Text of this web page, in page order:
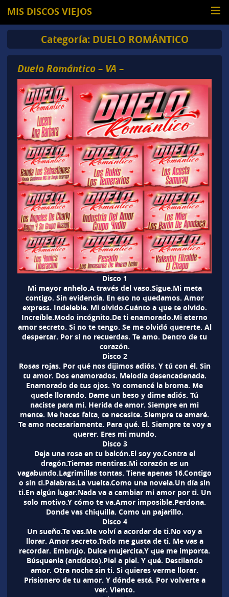
MIS DISCOS VIEJOS
Categoría: DUELO ROMÁNTICO
Duelo Romántico – VA –
Disco 1
Mi mayor anhelo.A través del vaso.Sigue.Mi meta
contigo. Sin evidencia. En eso no quedamos. Amor
express. Indeleble. Mi olvido.Cuánto a que te olvido.
Increíble.Modo incógnito.De ti enamorado.Mi eterno
amor secreto. Si no te tengo. Se me olvidó quererte. Al
despertar. Por si no recuerdas. Te amo. Dentro de tu
corazón.
Disco 2
Rosas rojas. Por qué nos dijimos adiós. Y tú con él. Sin
tu amor. Dos enamorados. Melodía desencadenada.
Enamorado de tus ojos. Yo comencé la broma. Me
quede llorando. Dame un beso y dime adiós. Tú
naciste para mi. Herida de amor. Siempre en mi
mente. Me haces falta, te necesite. Siempre te amaré.
Te amo necesariamente. Para qué. El. Siempre te voy a
querer. Eres mi mundo.
Disco 3
Deja una rosa en tu balcón.El soy yo.Contra el
dragón.Tiernas mentiras.Mi corazón es un
vagabundo.Lagrimillas tontas. Tiene apenas 16.Contigo
o sin ti.Palabras.La vuelta.Como una novela.Un día sin
ti.En algún lugar.Nada va a cambiar mi amor por ti. Un
solo motivo.Y cómo te va.Amor imposible.Perdona.
Donde vas chiquilla. Como un pajarillo.
Disco 4
Un sueño.Te vas.Me volví a acordar de ti.No voy a
llorar. Amor secreto.Todo me gusta de ti. Me vas a
recordar. Embrujo. Dulce mujercita.Y que me importa.
Búsquenla (antídoto).Piel a piel. Y qué. Destilando
amor. Otra noche sin ti. Si quieres verme llorar.
Prisionero de tu amor. Y dónde está. Por volverte a
ver. Viento.